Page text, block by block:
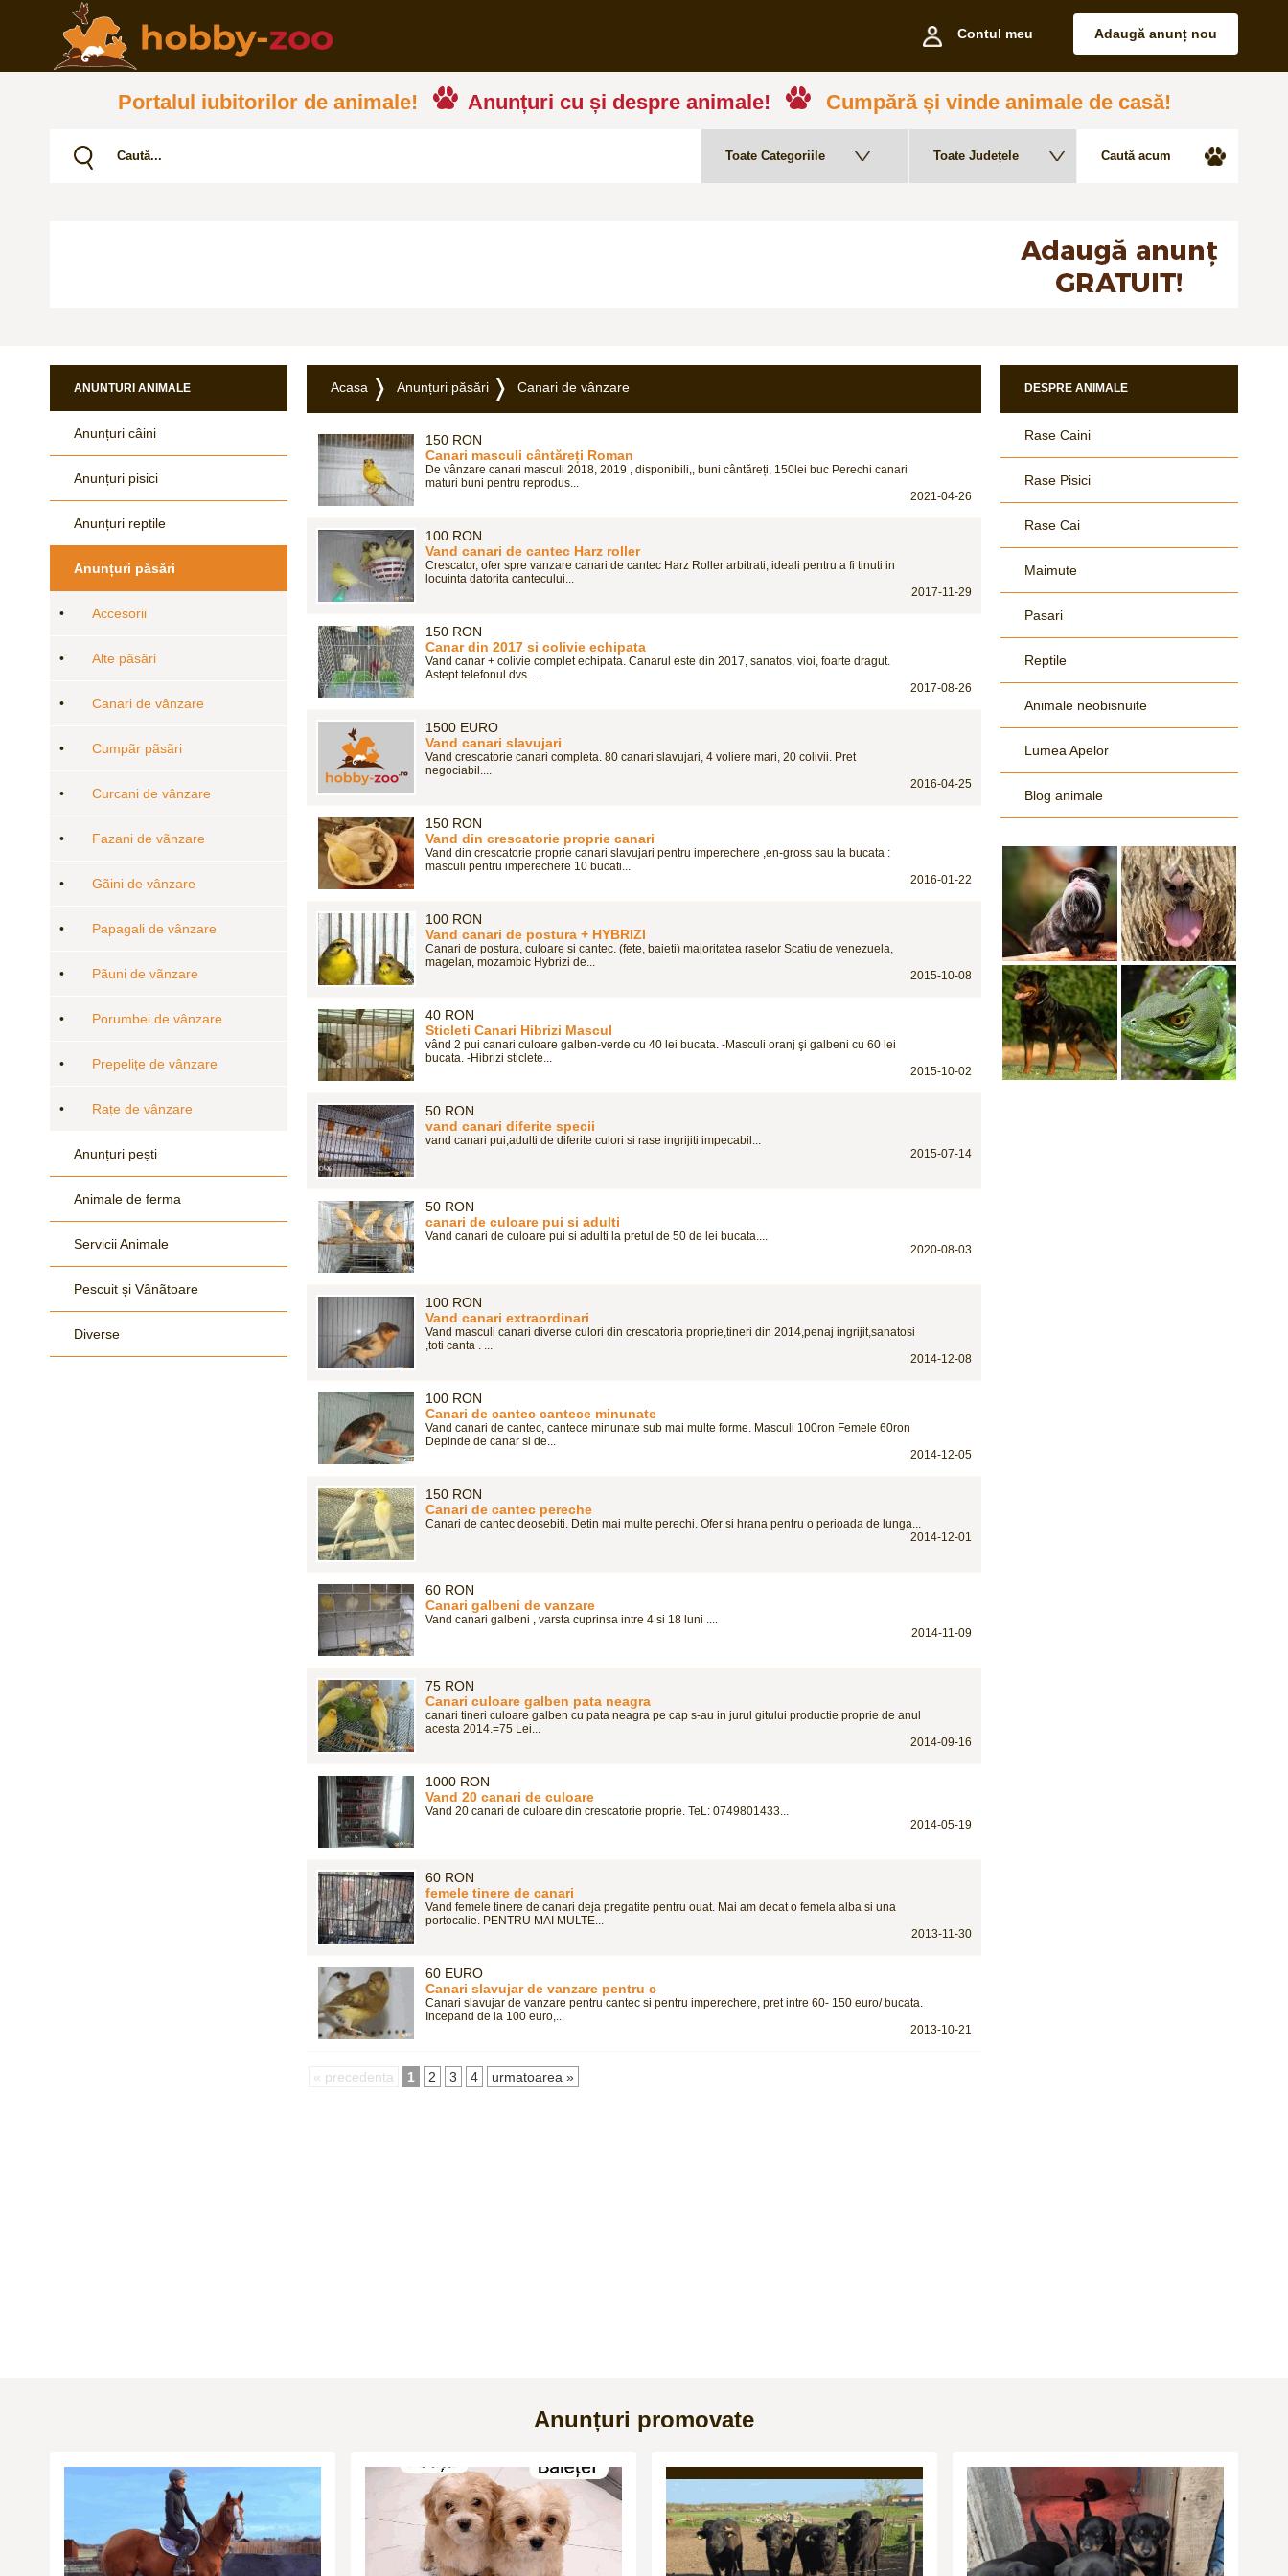
Contul meu Adaugă anunț nou
Portalul iubitorilor de animale! Anunțuri cu și despre animale! Cumpără și vinde animale de casă!
ANUNTURI ANIMALE
Anunțuri câini
Anunțuri pisici
Anunțuri reptile
Anunțuri păsări
• Accesorii
• Alte pãsãri
• Canari de vânzare
• Cumpãr pãsãri
• Curcani de vânzare
• Fazani de vãnzare
• Gãini de vânzare
• Papagali de vânzare
• Pãuni de vãnzare
• Porumbei de vânzare
• Prepelițe de vânzare
• Rațe de vânzare
Anunțuri pești
Animale de ferma
Servicii Animale
Pescuit și Vânãtoare
Diverse
Acasa Anunțuri păsări Canari de vânzare
150 RON
Canari masculi cântăreți Roman
De vânzare canari masculi 2018, 2019 , disponibili,, buni cântăreți, 150lei buc Perechi canari
maturi buni pentru reprodus...
2021-04-26
100 RON
Vand canari de cantec Harz roller
Crescator, ofer spre vanzare canari de cantec Harz Roller arbitrati, ideali pentru a fi tinuti in
locuinta datorita cantecului...
2017-11-29
150 RON
Canar din 2017 si colivie echipata
Vand canar + colivie complet echipata. Canarul este din 2017, sanatos, vioi, foarte dragut.
Astept telefonul dvs. ...
2017-08-26
1500 EURO
Vand canari slavujari
Vand crescatorie canari completa. 80 canari slavujari, 4 voliere mari, 20 colivii. Pret
negociabil....
2016-04-25
150 RON
Vand din crescatorie proprie canari
Vand din crescatorie proprie canari slavujari pentru imperechere ,en-gross sau la bucata :
masculi pentru imperechere 10 bucati...
2016-01-22
100 RON
Vand canari de postura + HYBRIZI
Canari de postura, culoare si cantec. (fete, baieti) majoritatea raselor Scatiu de venezuela,
magelan, mozambic Hybrizi de...
2015-10-08
40 RON
Sticleti Canari Hibrizi Mascul
vând 2 pui canari culoare galben-verde cu 40 lei bucata. -Masculi oranj şi galbeni cu 60 lei
bucata. -Hibrizi sticlete...
2015-10-02
50 RON
vand canari diferite specii
vand canari pui,adulti de diferite culori si rase ingrijiti impecabil...
2015-07-14
50 RON
canari de culoare pui si adulti
Vand canari de culoare pui si adulti la pretul de 50 de lei bucata....
2020-08-03
100 RON
Vand canari extraordinari
Vand masculi canari diverse culori din crescatoria proprie,tineri din 2014,penaj ingrijit,sanatosi
,toti canta . ...
2014-12-08
100 RON
Canari de cantec cantece minunate
Vand canari de cantec, cantece minunate sub mai multe forme. Masculi 100ron Femele 60ron
Depinde de canar si de...
2014-12-05
150 RON
Canari de cantec pereche
Canari de cantec deosebiti. Detin mai multe perechi. Ofer si hrana pentru o perioada de lunga...
2014-12-01
60 RON
Canari galbeni de vanzare
Vand canari galbeni , varsta cuprinsa intre 4 si 18 luni ....
2014-11-09
75 RON
Canari culoare galben pata neagra
canari tineri culoare galben cu pata neagra pe cap s-au in jurul gitului productie proprie de anul
acesta 2014.=75 Lei...
2014-09-16
1000 RON
Vand 20 canari de culoare
Vand 20 canari de culoare din crescatorie proprie. TeL: 0749801433...
2014-05-19
60 RON
femele tinere de canari
Vand femele tinere de canari deja pregatite pentru ouat. Mai am decat o femela alba si una
portocalie. PENTRU MAI MULTE...
2013-11-30
60 EURO
Canari slavujar de vanzare pentru c
Canari slavujar de vanzare pentru cantec si pentru imperechere, pret intre 60- 150 euro/ bucata.
Incepand de la 100 euro,...
2013-10-21
« precedenta 1 2 3 4 urmatoarea »
DESPRE ANIMALE
Rase Caini
Rase Pisici
Rase Cai
Maimute
Pasari
Reptile
Animale neobisnuite
Lumea Apelor
Blog animale
Anunțuri promovate